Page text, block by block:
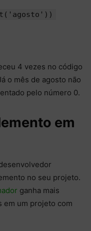
4 vezes no código
o mês de agosto não
pelo número 0.
em
no seu projeto.
ganha mais
em um projeto com